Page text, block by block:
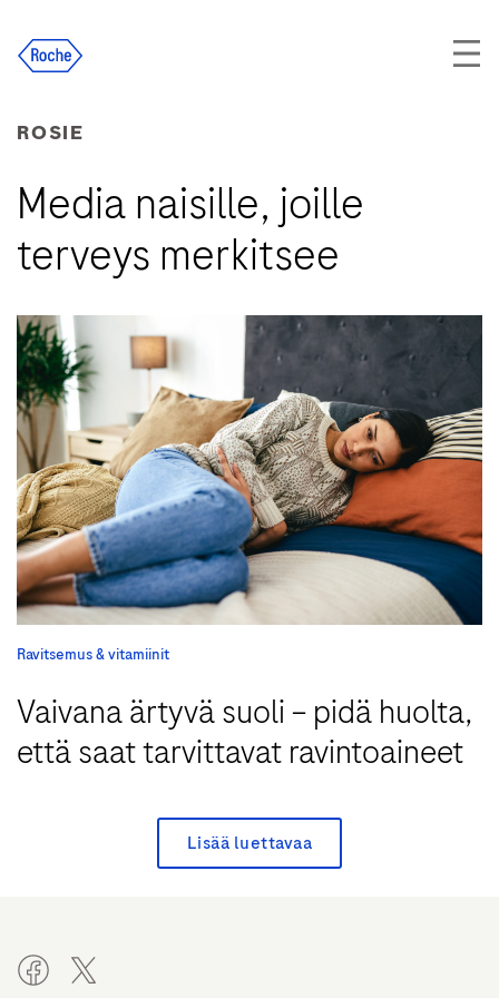
content
ROSIE
Media naisille, joille
terveys merkitsee
Ravitsemus & vitamiinit
Vaivana ärtyvä suoli – pidä huolta,
että saat tarvittavat ravintoaineet
Lisää luettavaa